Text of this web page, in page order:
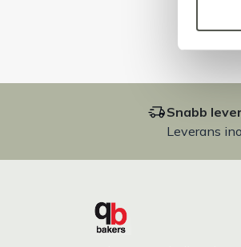
Snabb
Leverans